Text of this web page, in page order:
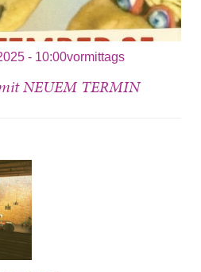
- 10:00vormittags
NEUEM TERMIN